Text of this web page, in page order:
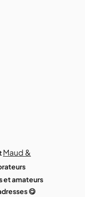
Maud &
et amateurs
😋